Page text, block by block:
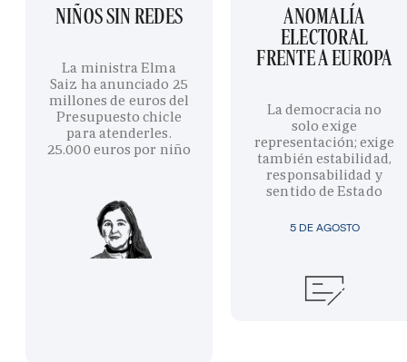
NIÑOS SIN REDES
La ministra Elma
Saiz ha anunciado 25
millones de euros del
Presupuesto chicle
para atenderles.
25.000 euros por niño
5 DE AGOSTO
ANOMALÍA
ELECTORAL
FRENTE A EUROPA
La democracia no
solo exige
representación; exige
también estabilidad,
responsabilidad y
sentido de Estado